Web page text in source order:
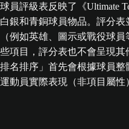
球員評級表反映了《Ultimate
白銀和青銅球員物品。評分
（例如英雄、圖示或戰役球
些項目，評分表也不會呈現
排名排序」首先會根據球員
運動員實際表現（非項目屬性